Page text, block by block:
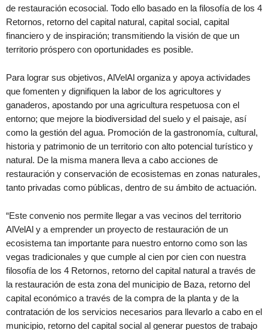
de restauración ecosocial. Todo ello basado en la filosofía de los 4
Retornos, retorno del capital natural, capital social, capital
financiero y de inspiración; transmitiendo la visión de que un
territorio próspero con oportunidades es posible.
Para lograr sus objetivos, AlVelAl organiza y apoya actividades
que fomenten y dignifiquen la labor de los agricultores y
ganaderos, apostando por una agricultura respetuosa con el
entorno; que mejore la biodiversidad del suelo y el paisaje, así
como la gestión del agua. Promoción de la gastronomía, cultural,
historia y patrimonio de un territorio con alto potencial turístico y
natural. De la misma manera lleva a cabo acciones de
restauración y conservación de ecosistemas en zonas naturales,
tanto privadas como públicas, dentro de su ámbito de actuación.
“Este convenio nos permite llegar a vas vecinos del territorio
AlVelAl y a emprender un proyecto de restauración de un
ecosistema tan importante para nuestro entorno como son las
vegas tradicionales y que cumple al cien por cien con nuestra
filosofía de los 4 Retornos, retorno del capital natural a través de
la restauración de esta zona del municipio de Baza, retorno del
capital económico a través de la compra de la planta y de la
contratación de los servicios necesarios para llevarlo a cabo en el
municipio, retorno del capital social al generar puestos de trabajo